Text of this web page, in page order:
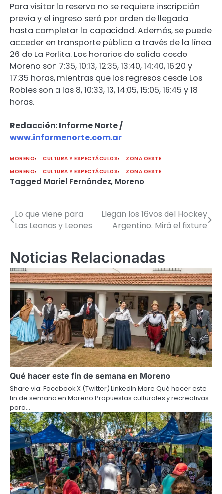
Para visitar la reserva no se requiere inscripción
previa y el ingreso será por orden de llegada
hasta completar la capacidad. Además, se puede
acceder en transporte público a través de la línea
26 de La Perlita. Los horarios de salida desde
Moreno son 7:35, 10:13, 12:35, 13:40, 14:40, 16:20 y
17:35 horas, mientras que los regresos desde Los
Robles son a las 8, 10:33, 13, 14:05, 15:05, 16:45 y 18
horas.
Redacción: Informe Norte /
www.informenorte.com.ar
MORENO CULTURA Y ESPECTÁCULOS
ZONA OESTE
MORENO
CULTURA Y ESPECTÁCULOS ZONA OESTE
Tagged Mariel Fernández, Moreno
Navegación
entradas
Lo que viene para
Las Leonas y Leones
Llegan los 16vos del Hockey
Argentino. Mirá el fixture
Noticias Relacionadas
Qué hacer este fin de semana en Moreno
Share via: Facebook X (Twitter) LinkedIn More Qué hacer este
fin de semana en Moreno Propuestas culturales y recreativas
para…